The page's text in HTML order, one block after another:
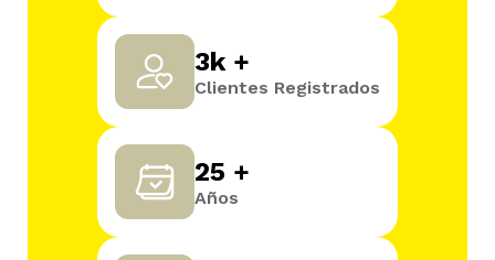
3k +
Clientes Registrados
25 +
Años